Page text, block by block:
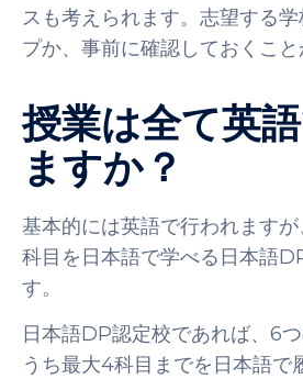
スも考えられます。志望する
プか、事前に確認しておくこと
授業は全て英
ますか？
基本的には英語で行われます
科目を日本語で学べる日本語
す。
日本語DP認定校であれば、6
うち最大4科目までを日本語で